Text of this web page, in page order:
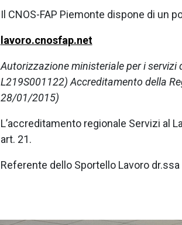
Il CNOS-FAP Piemonte dispone di un
lavoro.cnosfap.net
Autorizzazione ministeriale per i servizi
L219S001122) Accreditamento della
28/01/2015)
L’accreditamento regionale Servizi al
art. 21.
Referente dello Sportello Lavoro dr.ssa